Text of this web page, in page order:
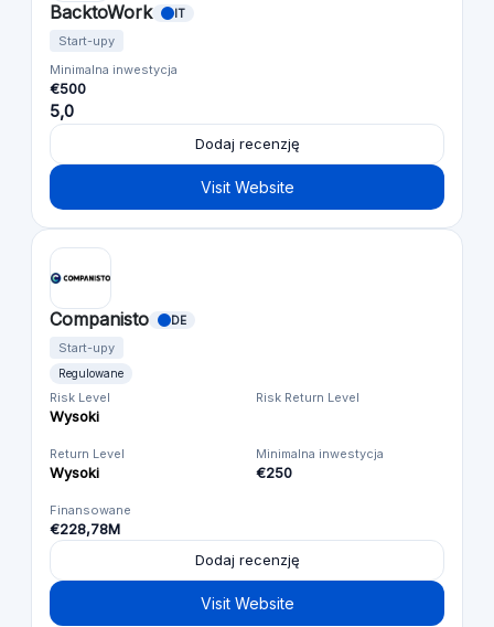
BacktoWork IT
Start-upy
Minimalna inwestycja
€500
5,0
Dodaj recenzję
Visit Website
Companisto DE
Start-upy
Regulowane
Risk Level
Wysoki
Risk Return Level
Return Level
Wysoki
Minimalna inwestycja
€250
Finansowane
€228,78M
Dodaj recenzję
Visit Website